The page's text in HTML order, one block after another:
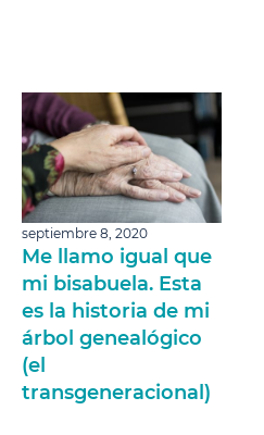
septiembre 8, 2020
Me llamo igual que
mi bisabuela. Esta
es la historia de mi
árbol genealógico
(el
transgeneracional)